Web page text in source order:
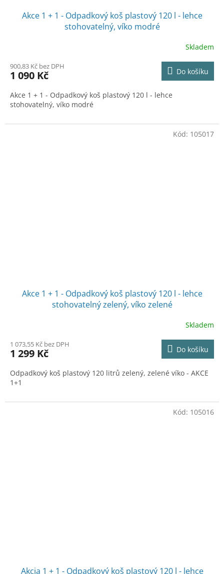
Akce 1 + 1 - Odpadkový koš plastový 120 l - lehce
stohovatelný, víko modré
Skladem
900,83 Kč bez DPH
1 090 Kč Do košíku
Akce 1 + 1 - Odpadkový koš plastový 120 l - lehce
stohovatelný, víko modré
Akce 1 + 1 - Odpadkový koš plastový 120 l - lehce
stohovatelný zelený, víko zelené
Skladem
1 073,55 Kč bez DPH
1 299 Kč Do košíku
Odpadkový koš plastový 120 litrů zelený, zelené víko - AKCE
1+1
Kód: 105017
Akcia 1 + 1 - Odpadkový koš plastový 120 l - lehce
Kód: 105016